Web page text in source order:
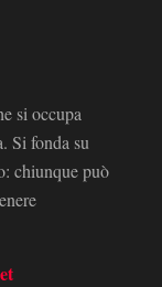
si occupa
Si fonda su
chiunque può